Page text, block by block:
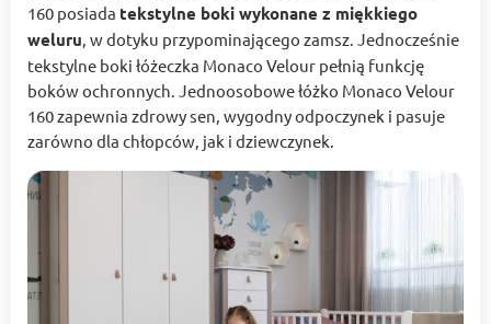
160 posiada tekstylne boki wykonane z miękkiego
weluru , w dotyku przypominającego zamsz. Jednocześnie
tekstylne boki łóżeczka Monaco Velour pełnią funkcję
boków ochronnych. Jednoosobowe łóżko Monaco Velour
160 zapewnia zdrowy sen, wygodny odpoczynek i pasuje
zarówno dla chłopców, jak i dziewczynek.